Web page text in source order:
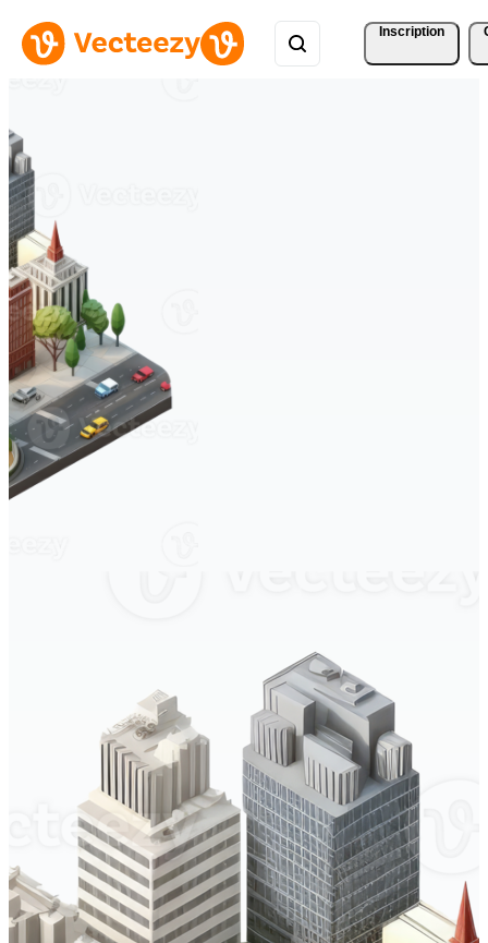
Inscription